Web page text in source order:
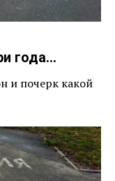
года…
и почерк какой